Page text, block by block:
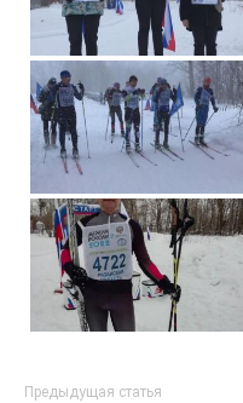
Предыдущая статья